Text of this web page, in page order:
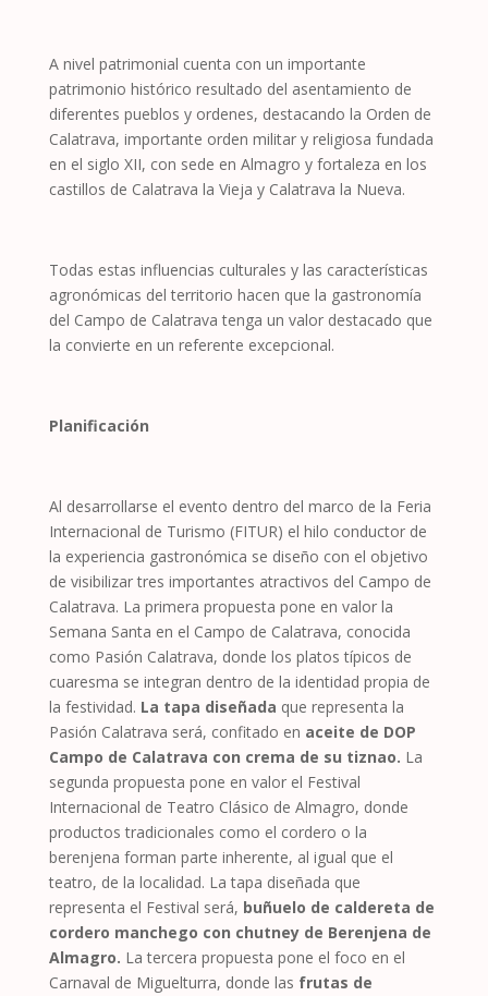
A nivel patrimonial cuenta con un importante
patrimonio histórico resultado del asentamiento de
diferentes pueblos y ordenes, destacando la Orden de
Calatrava, importante orden militar y religiosa fundada
en el siglo XII, con sede en Almagro y fortaleza en los
castillos de Calatrava la Vieja y Calatrava la Nueva.
Todas estas influencias culturales y las características
agronómicas del territorio hacen que la gastronomía
del Campo de Calatrava tenga un valor destacado que
la convierte en un referente excepcional.
Planificación
Al desarrollarse el evento dentro del marco de la Feria
Internacional de Turismo (FITUR) el hilo conductor de
la experiencia gastronómica se diseño con el objetivo
de visibilizar tres importantes atractivos del Campo de
Calatrava. La primera propuesta pone en valor la
Semana Santa en el Campo de Calatrava, conocida
como Pasión Calatrava, donde los platos típicos de
cuaresma se integran dentro de la identidad propia de
la festividad. La tapa diseñada que representa la
Pasión Calatrava será, confitado en aceite de DOP
Campo de Calatrava con crema de su tiznao. La
segunda propuesta pone en valor el Festival
Internacional de Teatro Clásico de Almagro, donde
productos tradicionales como el cordero o la
berenjena forman parte inherente, al igual que el
teatro, de la localidad. La tapa diseñada que
representa el Festival será, buñuelo de caldereta de
cordero manchego con chutney de Berenjena de
Almagro. La tercera propuesta pone el foco en el
Carnaval de Miguelturra, donde las frutas de